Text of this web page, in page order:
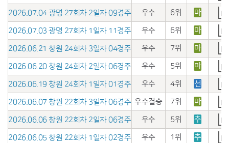
2026.07.04 광명 27회차 2일자 09경주 우수 6위 마
2026.07.03 광명 27회차 1일자 11경주 우수 6위 마
2026.06.21 창원 24회차 3일자 04경주 우수 7위 마
2026.06.20 창원 24회차 2일자 06경주 우수 5위 마
2026.06.19 창원 24회차 1일자 01경주 우수 4위 선
2026.06.07 창원 22회차 3일자 06경주 우수결승 7위 마
2026.06.06 창원 22회차 2일자 06경주 우수 5위 추
2026.06.05 창원 22회차 1일자 02경주 우수 1위 추